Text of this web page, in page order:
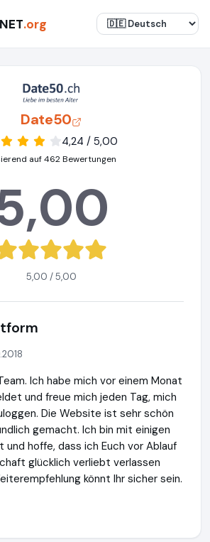
.org
Date50
4,24 / 5,00
auf 462 Bewertungen
5,00 / 5,00
Ich habe mich vor einem Monat
und freue mich jeden Tag, mich
Die Website ist sehr schön
gemacht. Ich bin mit einigen
und hoffe, dass ich Euch vor Ablauf
glücklich verliebt verlassen
könnt Ihr sicher sein.